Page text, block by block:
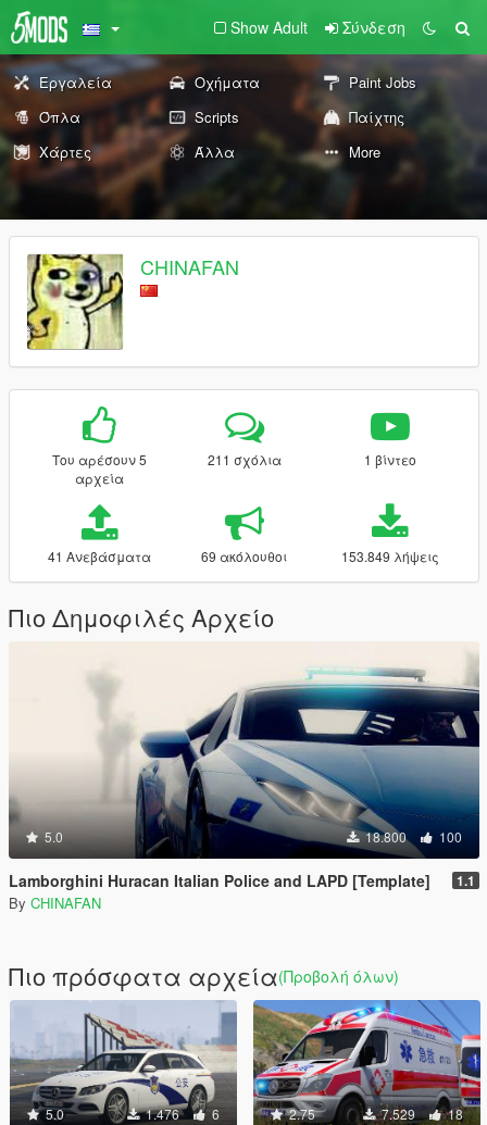
Show Adult Σύνδεση
Εργαλεία Οχήματα
Paint Jobs
Όπλα
Scripts
Παίχτης
Χάρτες
Άλλα More
CHINAFAN
Του αρέσουν 5
αρχεία
211 σχόλια 1 βίντεο
41 Ανεβάσματα 69 ακόλουθοι 153.849 λήψεις
Πιο Δημοφιλές Αρχείο
5.0 18.800 100
Lamborghini Huracan Italian Police and LAPD [Template] 1.1
By CHINAFAN
Πιο πρόσφατα αρχεία(Προβολή όλων)
5.0 1.476 6 2.75 7.529 18